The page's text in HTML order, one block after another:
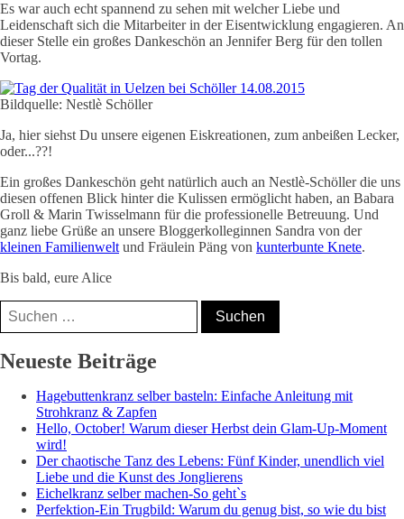
Es war auch echt spannend zu sehen mit welcher Liebe und
Leidenschaft sich die Mitarbeiter in der Eisentwicklung engagieren. An
dieser Stelle ein großes Dankeschön an Jennifer Berg für den tollen
Vortag.
Bildquelle: Nestlè Schöller
Ja, hier siehst Du unsere eigenen Eiskreationen, zum anbeißen Lecker,
oder...??!
Ein großes Dankeschön geht natürlich auch an Nestlè-Schöller die uns
diesen offenen Blick hinter die Kulissen ermöglicht haben, an Babara
Groll & Marin Twisselmann für die professionelle Betreuung. Und
ganz liebe Grüße an unsere Bloggerkolleginnen Sandra von der
kleinen Familienwelt und Fräulein Päng von kunterbunte Knete.
Bis bald, eure Alice
Suchen
nach:
Nicole, Mama⁵,
Coach
Neueste Beiträge
Hagebuttenkranz selber basteln: Einfache Anleitung mit
Strohkranz & Zapfen
Hello, October! Warum dieser Herbst dein Glam-Up-Moment
wird!
Der chaotische Tanz des Lebens: Fünf Kinder, unendlich viel
Liebe und die Kunst des Jonglierens
Eichelkranz selber machen-So geht`s
Perfektion-Ein Trugbild: Warum du genug bist, so wie du bist